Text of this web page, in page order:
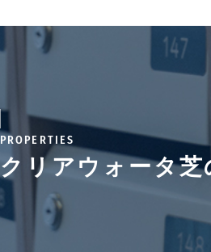
PROPERTIES
クリアウォータ芝